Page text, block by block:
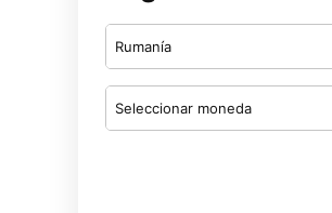
Rumanía
Seleccionar moneda